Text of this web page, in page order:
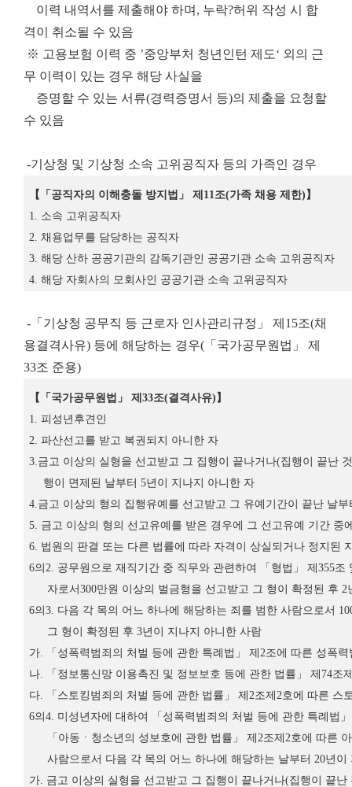
이력 내역서를 제출해야 하며, 누락?허위 작성 시 합
격이 취소될 수 있음
※ 고용보험 이력 중 ’중앙부처 청년인턴 제도‘ 외의 근
무 이력이 있는 경우 해당 사실을
증명할 수 있는 서류(경력증명서 등)의 제출을 요청할
수 있음
-기상청 및 기상청 소속 고위공직자 등의 가족인 경우
【「 공직자의 이해충돌 방지법 」 제 11조(가족 채용 제한) 】
1. 소속 고위공직자
2. 채용업무를 담당하는 공직자
3. 해당 산하 공공기관의 감독기관인 공공기관 소속 고위공직자
4. 해당 자회사의 모회사인 공공기관 소속 고위공직자
-「기상청 공무직 등 근로자 인사관리규정」 제15조(채
용결격사유) 등에 해당하는 경우(「국가공무원법」 제
33조 준용)
【「 국가공무원법 」 제 33조(결격사유) 】
1. 피성년후견인
2. 파산선고를 받고 복권되지 아니한 자
3.금고 이상의 실형을 선고받고 그 집행이 끝나거나(집행이 끝난
행이 면제된 날부터5년이 지나지 아니한 자
4.금고 이상의 형의 집행유예를 선고받고 그 유예기간이 끝난 날
5. 금고 이상의 형의 선고유예를 받은 경우에 그 선고유예 기간 중
6. 법원의 판결 또는 다른 법률에 따라 자격이 상실되거나 정지된
6의 2. 공무원으로 재직기간 중 직무와 관련하여 「 형법 」 제 355조
자로서 300만원 이상의 벌금형을 선고받고 그 형이 확정된 후 2
6의 3. 다음 각 목의 어느 하나에 해당하는 죄를 범한 사람으로서
그 형이 확정된 후 3년이 지나지 아니한 사람
가. 「 성폭력범죄의 처벌 등에 관한 특례법 」 제 2조에 따른 성폭력
나. 「 정보통신망 이용촉진 및 정보보호 등에 관한 법률 」 제 74조
다. 「 스토킹범죄의 처벌 등에 관한 법률 」 제 2조제 2호에 따른 스
6의 4. 미성년자에 대하여 「 성폭력범죄의 처벌 등에 관한 특례법
「 아동ㆍ청소년의 성보호에 관한 법률 」 제 2조제 2호에 따른
사람으로서 다음 각 목의 어느 하나에 해당하는 날부터 20년이
가. 금고 이상의 실형을 선고받고 그 집행이 끝나거나(집행이 끝난